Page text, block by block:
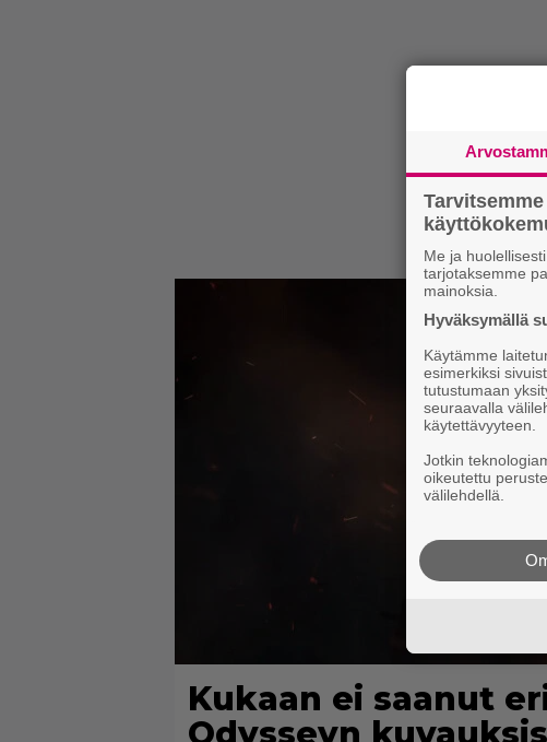
Kukaan ei saanut
Odysseyn
Me ja
tarjotaksemme
mainoksia.
Hyväksymällä
Käytämme
esimerkiksi
tutustumaan
seuraavalla
käytettävyyteen.
Jotkin
oikeutettu
välilehdellä.